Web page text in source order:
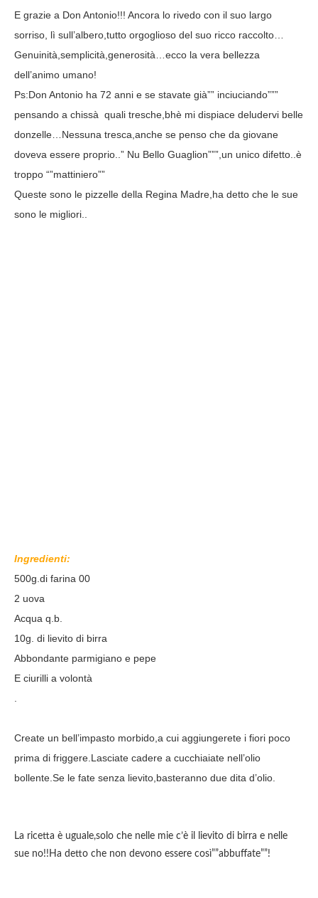
E grazie a Don Antonio!!! Ancora lo rivedo con il suo largo
sorriso, lì sull’albero,tutto orgoglioso del suo ricco raccolto…
Genuinità,semplicità,generosità…ecco la vera bellezza
dell’animo umano!
Ps:Don Antonio ha 72 anni e se stavate già”” inciuciando”””
pensando a chissà quali tresche,bhè mi dispiace deludervi belle
donzelle…Nessuna tresca,anche se penso che da giovane
doveva essere proprio..” Nu Bello Guaglion”””,un unico difetto..è
troppo “”mattiniero””
Queste sono le pizzelle della Regina Madre,ha detto che le sue
sono le migliori..
Ingredienti:
500g.di farina 00
2 uova
Acqua q.b.
10g. di lievito di birra
Abbondante parmigiano e pepe
E ciurilli a volontà
Create un bell’impasto morbido,a cui aggiungerete i fiori poco
prima di friggere.Lasciate cadere a cucchiaiate nell’olio
bollente.Se le fate senza lievito,basteranno due dita d’olio.
La ricetta è uguale,solo che nelle mie c’è il lievito di birra e nelle
sue no!!Ha detto che non devono essere così””abbuffate””!